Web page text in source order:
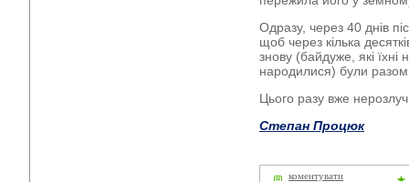
Одразу, через 40 днів
щоб через кілька
знову (байдуже, які їхні
народилися) були
Цього разу вже
Степан Процюк
коментувати